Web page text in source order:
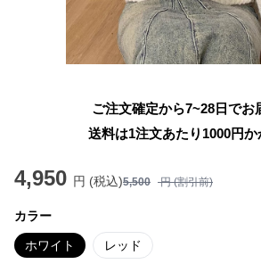
ご注文確定から7~28日でお
送料は1注文あたり 1000円
4,950 円 (税込)5,500 円 (割引前)
カラー
ホワイト レッド